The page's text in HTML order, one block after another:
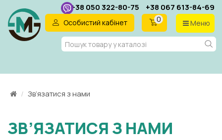
+38 050 322-80-75 +38 067 613-84-69
Меню
0
Особистий кабінет
UA
Зв’язатися з нами
ЗВ’ЯЗАТИСЯ З НАМИ